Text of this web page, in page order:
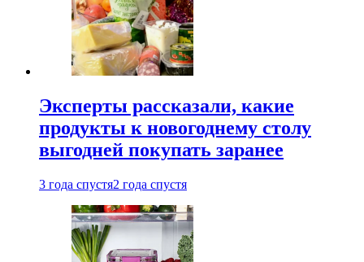
Эксперты рассказали, какие
продукты к новогоднему столу
выгодней покупать заранее
3 года спустя2 года спустя